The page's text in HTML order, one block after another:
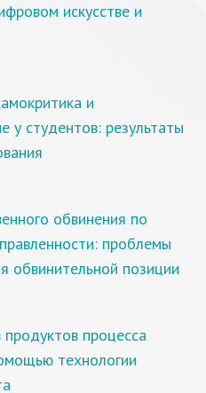
искусстве и
и
у студентов: результаты
обвинения по
проблемы
обвинительной позиции
продуктов процесса
технологии